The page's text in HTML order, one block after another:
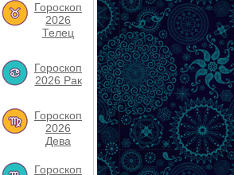
Гороскоп
2026
Телец
Гороскоп
2026 Рак
Гороскоп
2026
Дева
Гороскоп